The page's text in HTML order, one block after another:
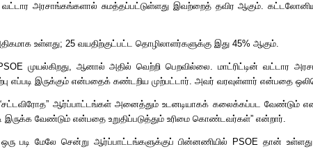
வட்டார அரசாங்கங்களால் சுமத்தப்பட்டுள்ளது இவற்றைத் தவிர ஆகும்.
உள்ளது; 25 வயதிற்குட்பட்ட தொழிலாளர்களுக்கு இது 45% ஆகும்.
முயல்கிறது, ஆனால் அதில் வெற்றி பெறவில்லை. மாட்ரிட்டின் வட்டார
எப்படி இருக்கும் என்பதைக் கண்டறிய முற்பட்டார். அவர் வரவுள்ளார் என்பதை
சட்டவிரோத” ஆர்ப்பாட்டங்கள் அனைத்தும் உடனடியாகக் கலைக்கப்பட வேண்டும் என
இருக்க வேண்டும் என்பதை உறுதிப்படுத்தும் உரிமை கொண்டவர்கள்” என்றார்.
ஒரு படி மேலே சென்று ஆர்ப்பாட்டங்களுக்குப் பின்னணியில் PSOE தான்